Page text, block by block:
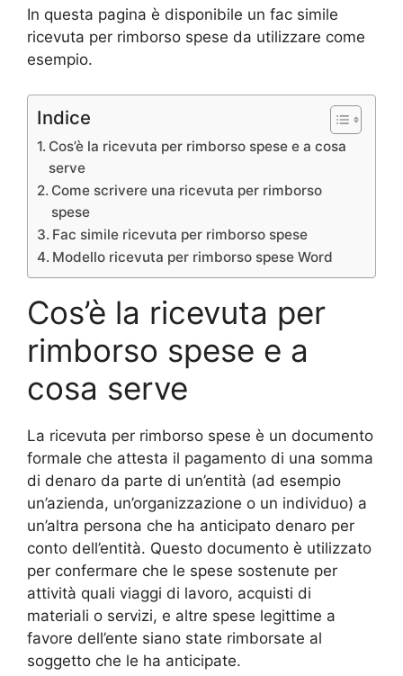
In questa pagina è disponibile un fac simile
ricevuta per rimborso spese da utilizzare come
esempio.
Indice
Cos’è la ricevuta per rimborso spese e a cosa
serve
Come scrivere una ricevuta per rimborso
spese
Fac simile ricevuta per rimborso spese
Modello ricevuta per rimborso spese Word
Cos’è la ricevuta per
rimborso spese e a
cosa serve
La ricevuta per rimborso spese è un documento
formale che attesta il pagamento di una somma
di denaro da parte di un’entità (ad esempio
un’azienda, un’organizzazione o un individuo) a
un’altra persona che ha anticipato denaro per
conto dell’entità. Questo documento è utilizzato
per confermare che le spese sostenute per
attività quali viaggi di lavoro, acquisti di
materiali o servizi, e altre spese legittime a
favore dell’ente siano state rimborsate al
soggetto che le ha anticipate.